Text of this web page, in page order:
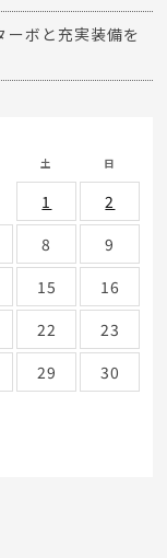
ボと充実装備を
土 日
1
2
8
9
15
16
22
23
29
30